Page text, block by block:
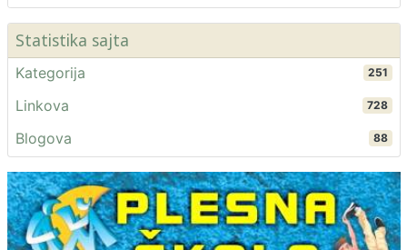
Statistika sajta
Kategorija 251
Linkova 728
Blogova 88